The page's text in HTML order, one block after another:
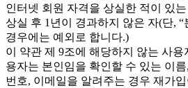
인터넷 회원 자격을 상실한 적이 있
상실 후 1년이 경과하지 않은 자(단,
경우에는 예외로 합니다.)
이 약관 제 9조에 해당하지 않는 사
용자는 본인임을 확인할 수 있는 이
번호, 이메일을 알려주는 경우 재가